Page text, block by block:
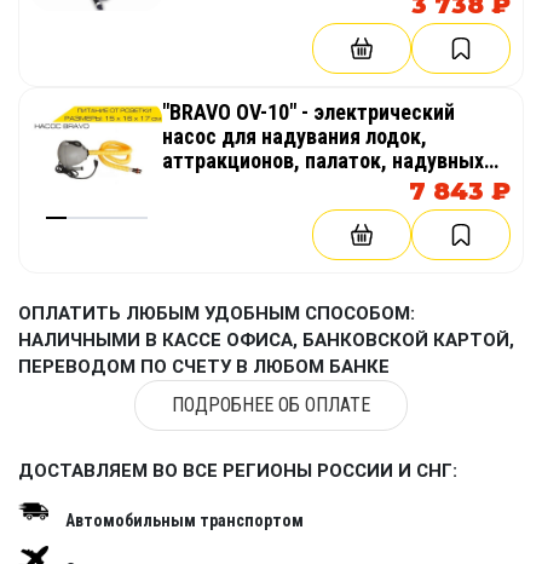
"BRAVO OV-10" - электрический
насос для надувания лодок,
аттракционов, палаток, надувных
7 843 ₽
ОПЛАТИТЬ ЛЮБЫМ УДОБНЫМ СПОСОБОМ:
НАЛИЧНЫМИ В КАССЕ ОФИСА, БАНКОВСКОЙ КАРТОЙ,
ПЕРЕВОДОМ ПО СЧЕТУ В ЛЮБОМ БАНКЕ
ПОДРОБНЕЕ ОБ ОПЛАТЕ
ДОСТАВЛЯЕМ ВО ВСЕ РЕГИОНЫ РОССИИ И СНГ:
Автомобильным транспортом